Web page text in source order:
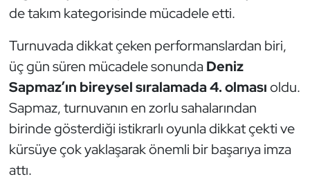
de takım kategorisinde mücadele etti.
Turnuvada dikkat çeken performanslardan biri,
üç gün süren mücadele sonunda Deniz
Sapmaz’ın bireysel sıralamada 4. olmasıoldu.
Sapmaz, turnuvanın en zorlu sahalarından
birinde gösterdiği istikrarlı oyunla dikkat çekti ve
kürsüye çok yaklaşarak önemli bir başarıya imza
attı.
Futsal
Genel
Golf
Güreş
Halter